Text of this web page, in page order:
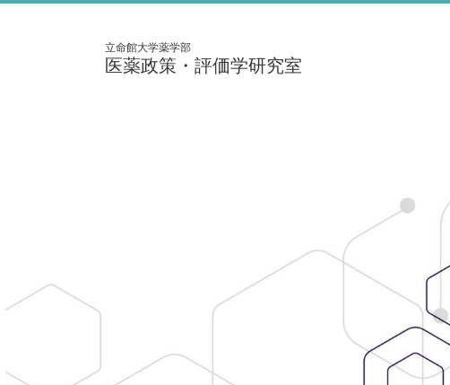
立命館大学薬学部
医薬政策・評価学研究室